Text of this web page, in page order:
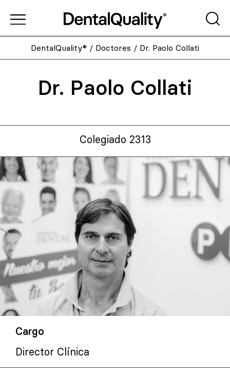
DentalQuality® / Doctores / Dr. Paolo Collati
Dr. Paolo Collati
Colegiado 2313
Cargo
Director Clínica